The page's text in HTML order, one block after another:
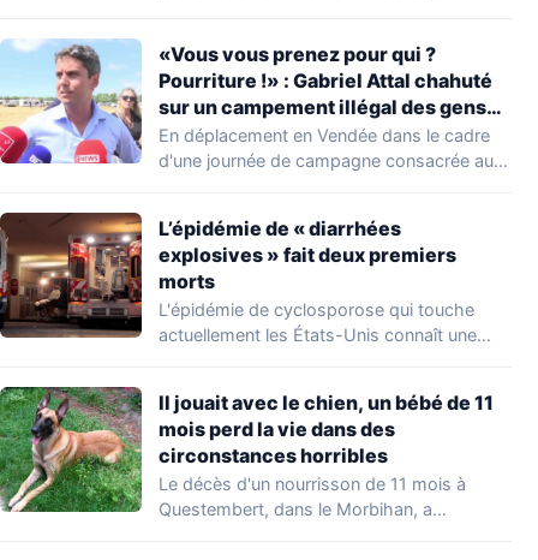
«Vous vous prenez pour qui ?
Pourriture !» : Gabriel Attal chahuté
sur un campement illégal des gens
du voyage
En déplacement en Vendée dans le cadre
d'une journée de campagne consacrée aux
L’épidémie de « diarrhées
explosives » fait deux premiers
morts
L'épidémie de cyclosporose qui touche
actuellement les États-Unis connaît une
Il jouait avec le chien, un bébé de 11
mois perd la vie dans des
circonstances horribles
Le décès d'un nourrisson de 11 mois à
Questembert, dans le Morbihan, a